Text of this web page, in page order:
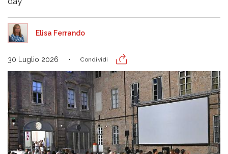
Elisa Ferrando
30 Luglio 2026 Condividi